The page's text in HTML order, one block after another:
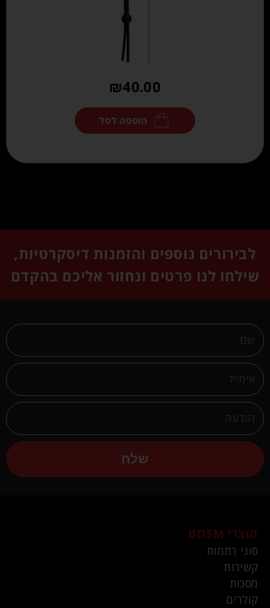
₪40.00
הוספה לסל
לבירורים נוספים והזמנות דיסקרטיות,
שילחו לנו פרטים ונחזור אליכם בהקדם
שלח
מוצרי BDSM
סוגי רתמות
קשירות
מסכות
קולרים